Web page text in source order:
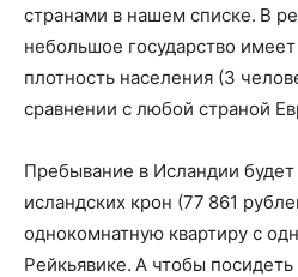
странами в нашем списке. В
небольшое государство
плотность населения (3
сравнении с любой страной
Пребывание в Исландии
исландских крон (77 861
однокомнатную квартиру с
Рейкьявике. А чтобы